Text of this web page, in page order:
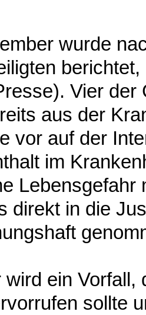
wurde
Vier
aus der
vor auf der
im
direkt in die
wird ein
sollte